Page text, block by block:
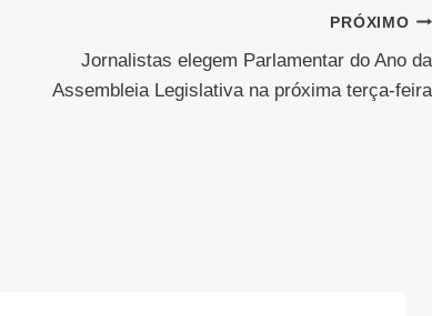
PRÓXIMO
Jornalistas elegem Parlamentar do Ano da
Assembleia Legislativa na próxima terça-feira